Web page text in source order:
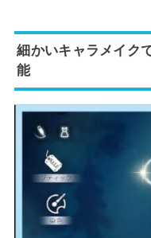
細かいキャラメイク
能